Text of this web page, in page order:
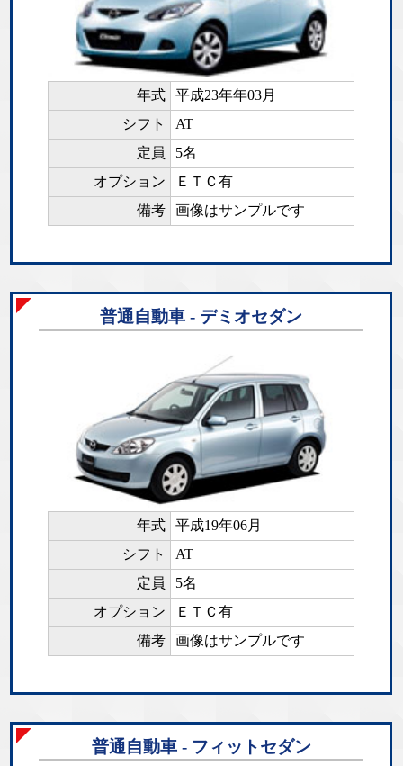
年式
平成23年年03月
シフト
AT
定員
5名
オプション
ＥＴＣ有
備考
画像はサンプルです
普通自動車 - デミオセダン
年式
平成19年06月
シフト
AT
定員
5名
オプション
ＥＴＣ有
備考
画像はサンプルです
普通自動車 - フィットセダン